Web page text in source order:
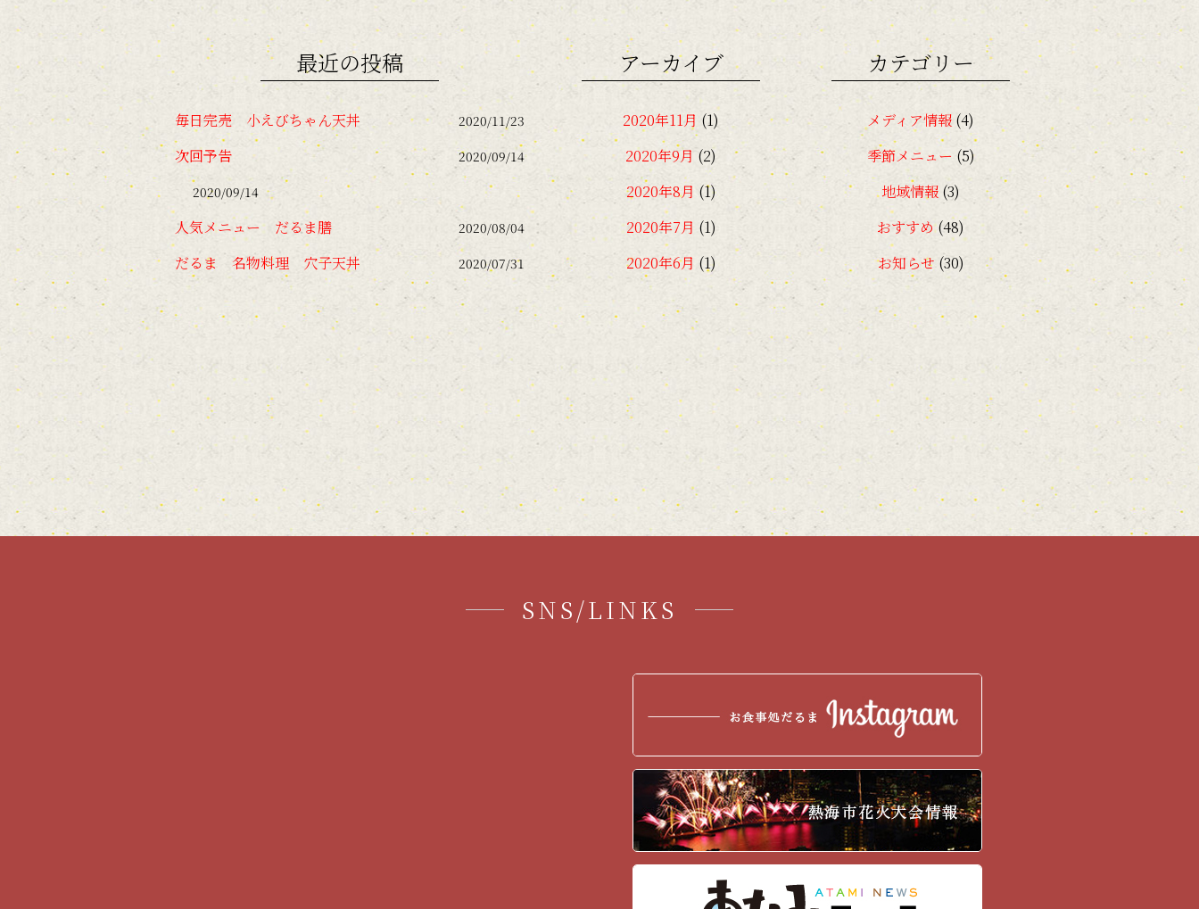
o
最近の投稿
毎日完売 小えびちゃん天丼 2020/11/23
次回予告
2020/09/14
2020/09/14
人気メニュー だるま膳 2020/08/04
だるま 名物料理 穴子天丼 2020/07/31
アーカイブ
2020年11月 (1)
2020年9月 (2)
2020年8月 (1)
2020年7月 (1)
2020年6月 (1)
2018年11月
2018年7月(1)
2018年4月
2018年2月
(1)
2018年1月
2017年12月
2017年11月 (3)
2017年6月
2017年1月(7)
2016年12月(12)
2016年11月(5)
カテゴリー
メディア情報 (4)
季節メニュー (5)
地域情報 (3)
おすすめ(48)
お知らせ (30)
SNS/LINKS